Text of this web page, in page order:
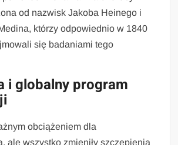
od nazwisk Jakoba Heinego i
którzy odpowiednio w 1840
się badaniami tego
i globalny program
obciążeniem dla
ale wszystko zmieniły szczepienia